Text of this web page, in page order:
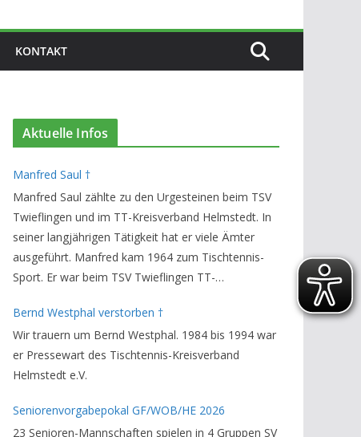
KONTAKT
Aktuelle Infos
Manfred Saul †
Manfred Saul zählte zu den Urgesteinen beim TSV
Twieflingen und im TT-Kreisverband Helmstedt. In
seiner langjährigen Tätigkeit hat er viele Ämter
ausgeführt. Manfred kam 1964 zum Tischtennis-
Sport. Er war beim TSV Twieflingen TT-
Bezirksverband Brauschweig und den TT-
Kreisverband Helmstedt unterstützte er als
Staffelleiter. Zuletzt war er Vorsitzender des
Rechtsausschusses im Kreisverband. Im stillen
Bernd Westphal verstorben †
Wir trauern um Bernd Westphal. 1984 bis 1994 war
er Pressewart des Tischtennis-Kreisverband
Helmstedt e.V.
Seniorenvorgabepokal GF/WOB/HE 2026
23 Senioren-Mannschaften spielen in 4 Gruppen SV